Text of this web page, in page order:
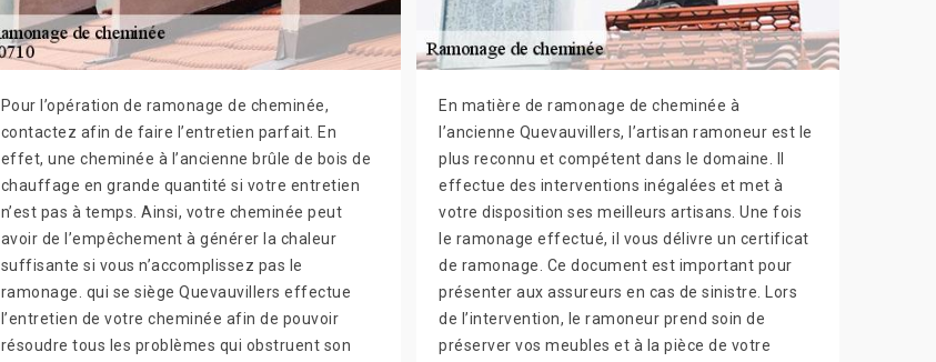
Pour l’opération de ramonage de cheminée,
contactez afin de faire l’entretien parfait. En
effet, une cheminée à l’ancienne brûle de bois de
chauffage en grande quantité si votre entretien
n’est pas à temps. Ainsi, votre cheminée peut
avoir de l’empêchement à générer la chaleur
suffisante si vous n’accomplissez pas le
ramonage. qui se siège Quevauvillers effectue
l’entretien de votre cheminée afin de pouvoir
résoudre tous les problèmes qui obstruent son
En matière de ramonage de cheminée à
l’ancienne Quevauvillers, l’artisan ramoneur est le
plus reconnu et compétent dans le domaine. Il
effectue des interventions inégalées et met à
votre disposition ses meilleurs artisans. Une fois
le ramonage effectué, il vous délivre un certificat
de ramonage. Ce document est important pour
présenter aux assureurs en cas de sinistre. Lors
de l’intervention, le ramoneur prend soin de
préserver vos meubles et à la pièce de votre